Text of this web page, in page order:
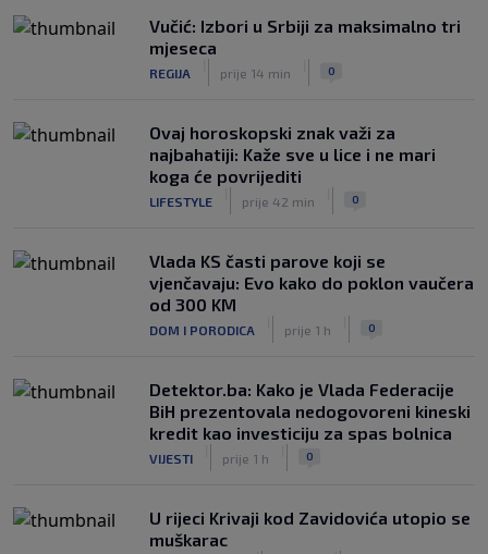
Gasol savjetovao Wembanyamu:
Najopasniji je u reketu, ali mora
dodatno ojačati
Vučić: Izbori u Srbiji za maksimalno tri
mjeseca
REGIJA prije 14 min 0
Ovaj horoskopski znak važi za
najbahatiji: Kaže sve u lice i ne mari
koga će povrijediti
LIFESTYLE prije 42 min 0
Vlada KS časti parove koji se
vjenčavaju: Evo kako do poklon vaučera
od 300 KM
DOM I PORODICA prije 1 h 0
Detektor.ba: Kako je Vlada Federacije
BiH prezentovala nedogovoreni kineski
kredit kao investiciju za spas bolnica
VIJESTI prije 1 h 0
U rijeci Krivaji kod Zavidovića utopio se
muškarac